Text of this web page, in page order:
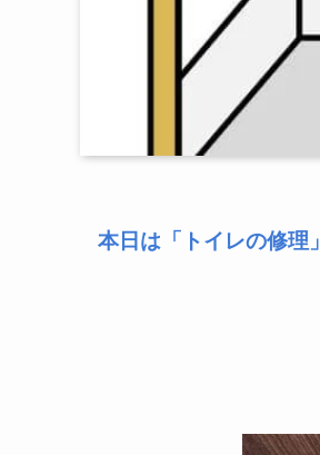
本日は「トイレの修理